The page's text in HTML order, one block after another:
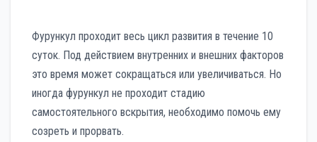
Фурункул проходит весь цикл развития в течение 10
суток. Под действием внутренних и внешних факторов
это время может сокращаться или увеличиваться. Но
иногда фурункул не проходит стадию
самостоятельного вскрытия, необходимо помочь ему
созреть и прорвать.